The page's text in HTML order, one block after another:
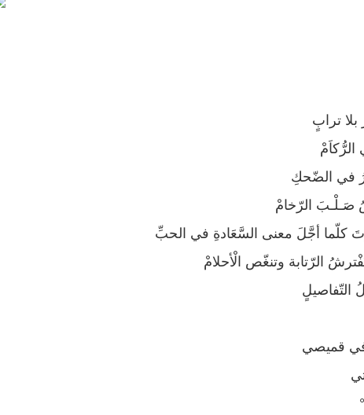
ترابٍ
الرُّكاَمْ
في الضّحكِ
صَـلْـبَ الرّخامْ
كلّما أجَّلَ معنى السَّعَادةِ في الحبِّ
الرّتابة وتنغّص الْأحلامْ
التّفاصيلٍ
قميصي